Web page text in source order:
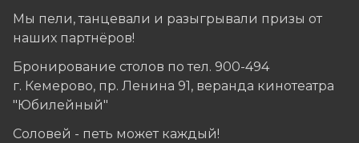
Мы пели, танцевали и разыгрывали призы от
наших партнёров!
Бронирование столов по тел. 900-494
г. Кемерово, пр. Ленина 91, веранда кинотеатра
"Юбилейный"
Соловей - петь может каждый!